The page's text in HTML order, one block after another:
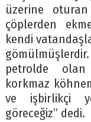
üzerine
çöplerden
kendi
petrolde
korkmaz
ve işbirlikçi
göreceğiz” dedi.